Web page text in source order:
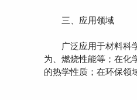
三、应用领域
广泛应用于材料科学
为、燃烧性能等；在化
的热学性质；在环保领